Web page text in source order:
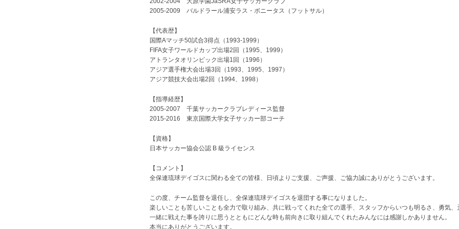
2005-2009 バルドラール浦安ラス・ボニータス（フットサル）
【代表歴】
国際Aマッチ50試合3得点（1993-1999）
FIFA女子ワールドカップ出場2回（1995、1999）
アトランタオリンピック出場1回（1996）
アジア選手権大会出場3回（1993、1995、1997）
アジア競技大会出場2回（1994、1998）
【指導経歴】
2005-2007 千葉サッカークラブレディース監督
2015-2016 東京国際大学女子サッカー部コーチ
【資格】
日本サッカー協会公認 B 級ライセンス
【コメント】
全保連琉球デイゴスに関わる全ての皆様、日頃よりご支援、ご声援、ご協力誠にありがとうございます。
この度、チーム監督を退任し、全保連琉球デイゴスを退団する事になりました。
楽しいことも苦しいことも全力で取り組み、共に戦ってくれた全ての選手、スタッフからいつも明るさ、勇気、
一緒に戦えた事を誇りに思うとともにどんな時も前向きに取り組んでくれたみんなには感謝しかありません。
本当にありがとうございます。